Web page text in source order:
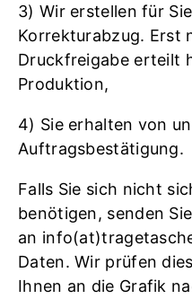
3) Wir erstellen für
Korrekturabzug. Erst
Druckfreigabe erteilt
Produktion,
4) Sie erhalten von
Auftragsbestätigung.
Falls Sie sich nicht
benötigen, senden
an
Daten. Wir prüfen
Ihnen an die Grafik